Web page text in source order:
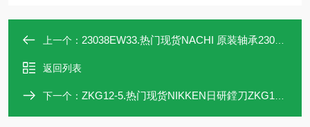
上一个： 23038EW33.热门现货NACHI 原装轴承23038EW33
返回列表
下一个： ZKG12-5.热门现货NIKKEN日研鏜刀ZKG12-5